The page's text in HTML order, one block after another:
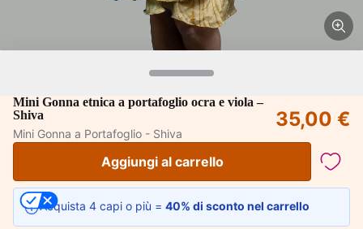
Mini Gonna etnica a portafoglio ocra e viola –
Shiva
Mini Gonna a Portafoglio - Shiva
35,00 €
Aggiungi al carrello
Acquista 4 capi o più = 40% di sconto nel carrello